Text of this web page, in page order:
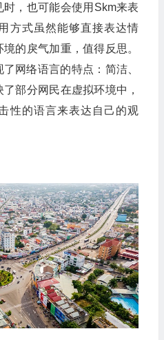
，也可能会使用Skm来表
方式虽然能够直接表达情
的戾气加重，值得反思。
网络语言的特点：简洁、
部分网民在虚拟环境中，
性的语言来表达自己的观